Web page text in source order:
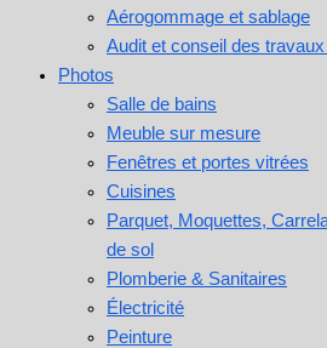
Aérogommage et sablage
Audit et conseil des
Photos
Salle de bains
Meuble sur mesure
Fenêtres et portes vitrées
Cuisines
Parquet, Moquettes,
de sol
Plomberie & Sanitaires
Électricité
Peinture